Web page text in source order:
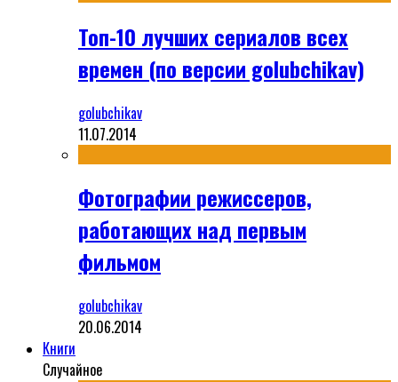
Топ-10 лучших сериалов всех
времен (по версии golubchikav)
golubchikav
11.07.2014
Фотографии режиссеров,
работающих над первым
фильмом
golubchikav
20.06.2014
Книги
Случайное